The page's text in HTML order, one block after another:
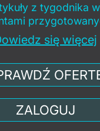
z tygodnika
się więcej
ZALOGUJ